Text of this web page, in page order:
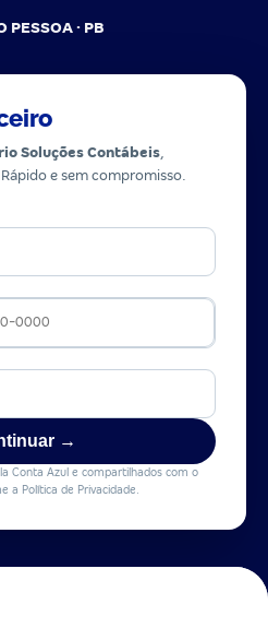
PESSOA · PB
Soluções Contábeis,
e sem compromisso.
→
Conta Azul e compartilhados com o
a Política de Privacidade.